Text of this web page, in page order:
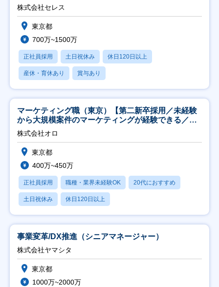
株式会社セレス
東京都
700万~1500万
正社員採用 土日祝休み 休日120日以上
産休・育休あり 賞与あり
マーケティング職（東京）【第二新卒採用／未経験
から大規模案件のマーケティングが経験できる／研
修充実】
株式会社オロ
東京都
400万~450万
正社員採用 職種・業界未経験OK 20代におすすめ
土日祝休み 休日120日以上
事業変革/DX推進（シニアマネージャー）
株式会社ヤマシタ
東京都
1000万~2000万